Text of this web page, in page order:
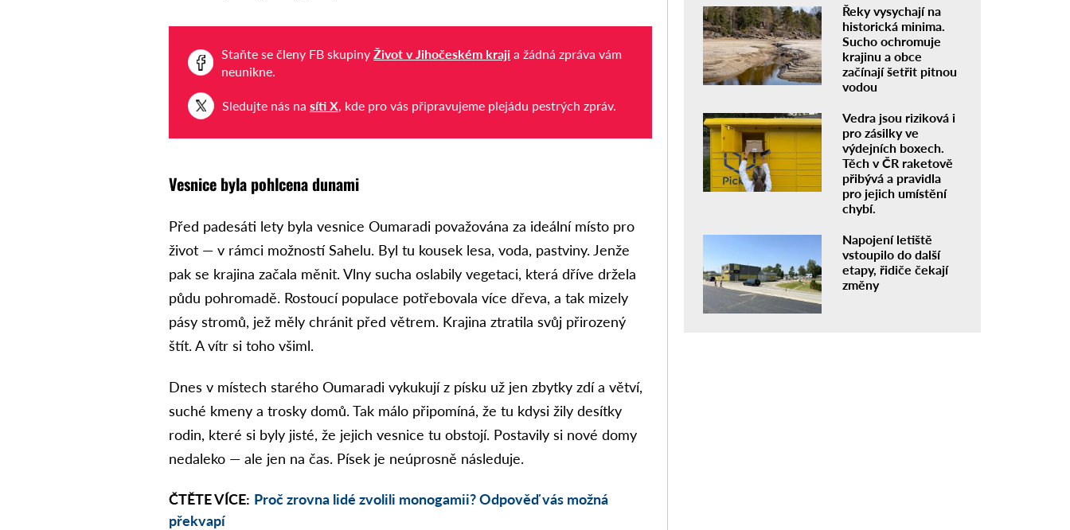
Staňte se členy FB skupinyŽivot v Jihočeském kraji a žádná zpráva vám
neunikne.
Sledujte nás nasíti X , kde pro vás připravujeme plejádu pestrých zpráv.
Vesnice byla pohlcena dunami
Před padesáti lety byla vesnice Oumaradi považována za ideální místo pro
život — v rámci možností Sahelu. Byl tu kousek lesa, voda, pastviny. Jenže
pak se krajina začala měnit. Vlny sucha oslabily vegetaci, která dříve držela
půdu pohromadě. Rostoucí populace potřebovala více dřeva, a tak mizely
pásy stromů, jež měly chránit před větrem. Krajina ztratila svůj přirozený
štít. A vítr si toho všiml.
Dnes v místech starého Oumaradi vykukují z písku už jen zbytky zdí a větví,
suché kmeny a trosky domů. Tak málo připomíná, že tu kdysi žily desítky
rodin, které si byly jisté, že jejich vesnice tu obstojí. Postavily si nové domy
nedaleko — ale jen na čas. Písek je neúprosně následuje.
ČTĚTE VÍCE: Proč zrovna lidé zvolili monogamii? Odpověď vás možná
překvapí
Řeky vysychají na
historická minima.
Sucho ochromuje
krajinu a obce
začínají šetřit pitnou
vodou
Vedra jsou riziková i
pro zásilky ve
výdejních boxech.
Těch v ČR raketově
přibývá a pravidla
pro jejich umístění
chybí.
Napojení letiště
vstoupilo do další
etapy, řidiče čekají
změny